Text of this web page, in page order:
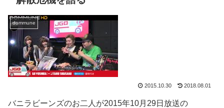
dommune
2015.10.30 2018.08.01
バニラビーンズのお二人が2015年10月29日放送の